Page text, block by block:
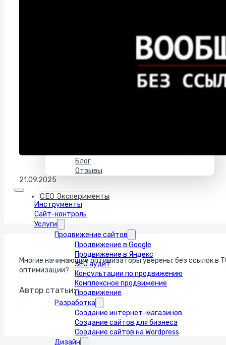
Блог
Отзывы
Инструменты
Сайт-контроль
Услуги
Продвижение сайтов
Продвижение в Google
Продвижение в Яндекс
SEO аудит
Консультации по продвижению
Комплексное продвижение
Продвижение
Разработка
Создание интернет-магазинов
Создание сайтов для бизнеса
Создание сайтов на Wordpress
Дизайн
21.09.2025
СЕО Эксперименты
Многие начинающие оптимизаторы уверены: без ссылок в
оптимизации?
Автор статьи: